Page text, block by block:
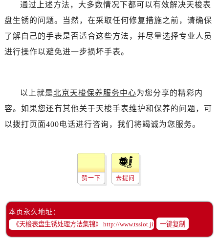
通过上述方法，大多数情况下都可以有效解决天梭表
盘生锈的问题。当然，在采取任何修复措施之前，请确保
了解自己的手表是否适合这些方法，并尽量选择专业人员
进行操作以避免进一步损坏手表。
以上就是北京天梭保养服务中心为您分享的精彩内
容。如果您还有其他关于天梭手表维护和保养的问题，可
以拨打页面400电话进行咨询，我们将竭诚为您服务。
赞一下 去提问
本页永久地址：
一键复制